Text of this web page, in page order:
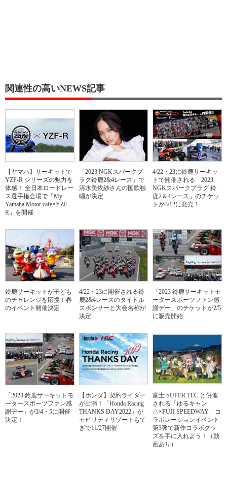
関連性の高いNEWS記事
【ヤマハ】サーキットで
YZF-R シリーズの魅力を
体感！ 全日本ロードレー
ス選手権会場で「My
Yamaha Motor cafe×YZF-
R」を開催
「2023 NGKスパークプ
ラグ鈴鹿2&4レース」で
清水美依紗さんの国歌独
唱が決定
4/22・23に鈴鹿サーキッ
トで開催される「2023
NGKスパークプラグ 鈴
鹿2＆4レース」のチケッ
トが3/12に発売！
鈴鹿サーキットが子ども
のチャレンジを応援！春
のイベント開催決定
4/22・23に開催される鈴
鹿2&4レースのタイトル
スポンサーと大会名称が
決定
「2023 鈴鹿サーキットモ
ータースポーツファン感
謝デー」のチケットが2/5
に販売開始
「2023 鈴鹿サーキットモ
ータースポーツファン感
謝デー」が3/4・5に開催
決定！
【ホンダ】契約ライダー
が出演！「Honda Racing
THANKS DAY2022」が
モビリティリゾートもて
ぎで11/27開催
富士 SUPER TEC と併催
される「ゆるキャン
△×FUJI SPEEDWAY」コ
ラボレーションイベント
第3弾で新作コラボグッ
ズを手に入れよう！（動
画あり）